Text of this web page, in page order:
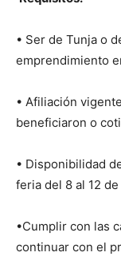
• Ser de Tunja o
emprendimiento
• Afiliación
beneficiaron o
• Disponibilidad
feria del 8 al 12
•Cumplir con las
continuar con el